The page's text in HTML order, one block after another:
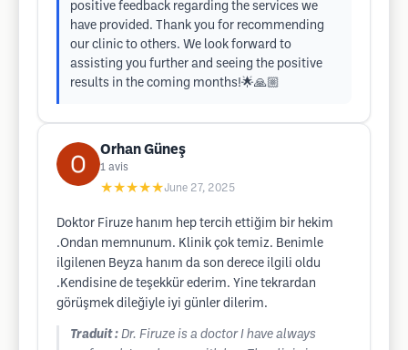
positive feedback regarding the services we
have provided. Thank you for recommending
our clinic to others. We look forward to
assisting you further and seeing the positive
results in the coming months!🌟🙏🏼
Orhan Güneş
1 avis
★★★★★June 27, 2025
Doktor Firuze hanım hep tercih ettiğim bir hekim
.Ondan memnunum. Klinik çok temiz. Benimle
ilgilenen Beyza hanım da son derece ilgili oldu
.Kendisine de teşekkür ederim. Yine tekrardan
görüşmek dileğiyle iyi günler dilerim.
Traduit : Dr. Firuze is a doctor I have always